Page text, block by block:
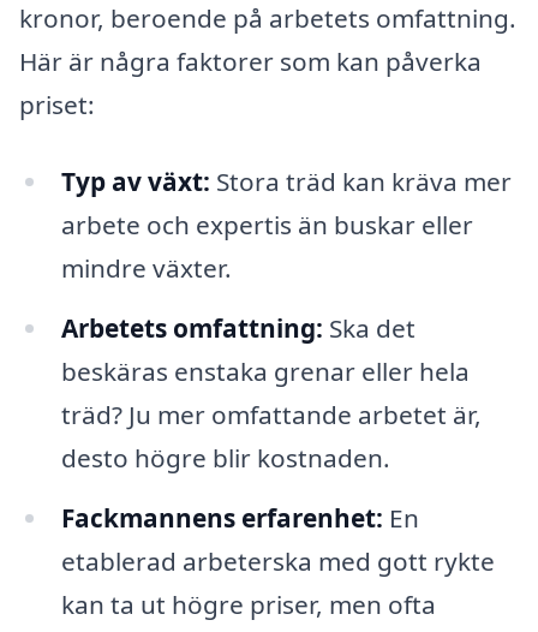
kronor, beroende på arbetets omfattning.
Här är några faktorer som kan påverka
priset:
Typ av växt: Stora träd kan kräva mer
arbete och expertis än buskar eller
mindre växter.
Arbetets omfattning: Ska det
beskäras enstaka grenar eller hela
träd? Ju mer omfattande arbetet är,
desto högre blir kostnaden.
Fackmannens erfarenhet: En
etablerad arbeterska med gott rykte
kan ta ut högre priser, men ofta